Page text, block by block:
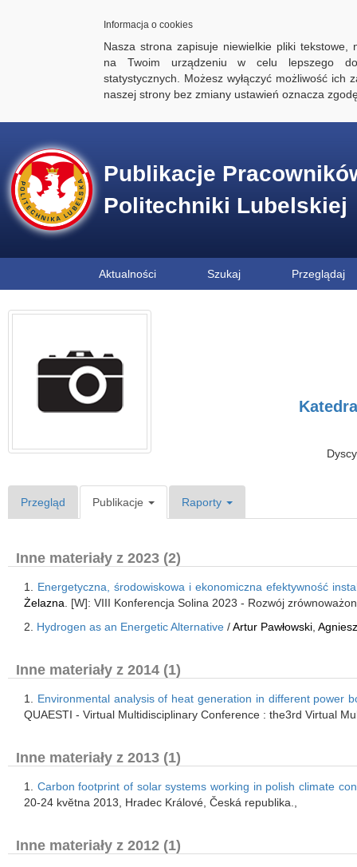
Informacja o cookies
Nasza strona zapisuje niewielkie pliki tekstowe,
na Twoim urządzeniu w celu lepszego
statystycznych. Możesz wyłączyć możliwość ich
naszej strony bez zmiany ustawień oznacza
Publikacje
Politechniki Lubelskiej
Aktualności Szukaj Przeglądaj
Przegląd Publikacje Raporty
Inne materiały z 2023 (2)
1. Energetyczna, środowiskowa i ekonomiczna efektywność
Żelazna . [W]: VIII Konferencja Solina 2023 - Rozwój
2. Hydrogen as an Energetic Alternative /Artur Pawłowski
Inne materiały z 2014 (1)
1. Environmental analysis of heat generation in different power
QUAESTI - Virtual Multidisciplinary Conference : the3rd Virtual
Inne materiały z 2013 (1)
1. Carbon footprint of solar systems working in polish climate
20-24 kvĕtna 2013, Hradec Králové, Česká republika.,
Inne materiały z 2012 (1)